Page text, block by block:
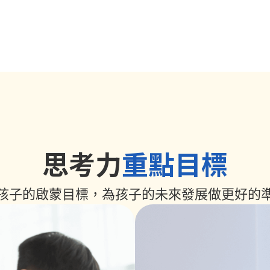
思考力重點目標
子的啟蒙目標，為孩子的未來發展做更好的